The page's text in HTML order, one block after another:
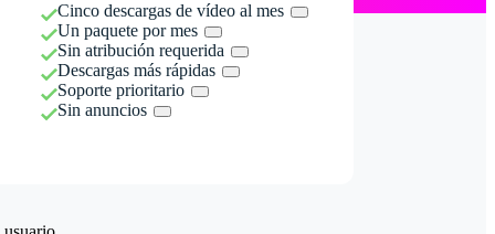
Cinco descargas de vídeo al mes
Un paquete por mes
Sin atribución requerida
Descargas más rápidas
Soporte prioritario
Sin anuncios